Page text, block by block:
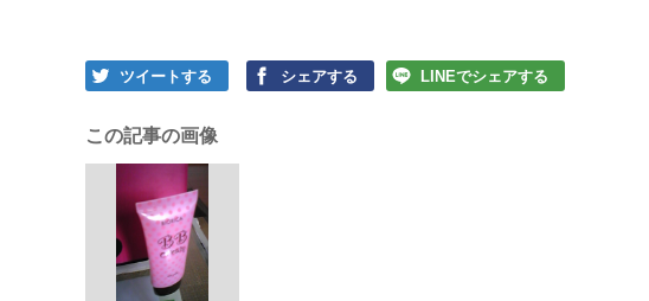
ツイートする シェアする LINEでシェアする
この記事の画像